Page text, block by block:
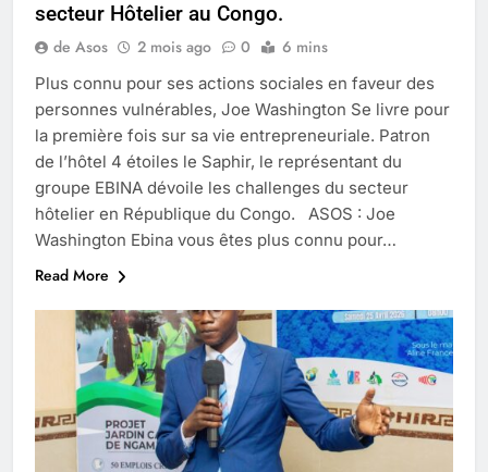
secteur Hôtelier au Congo.
de Asos 2 mois ago 0 6 mins
Plus connu pour ses actions sociales en faveur des
personnes vulnérables, Joe Washington Se livre pour
la première fois sur sa vie entrepreneuriale. Patron
de l’hôtel 4 étoiles le Saphir, le représentant du
groupe EBINA dévoile les challenges du secteur
hôtelier en République du Congo. ASOS : Joe
Washington Ebina vous êtes plus connu pour…
Read More